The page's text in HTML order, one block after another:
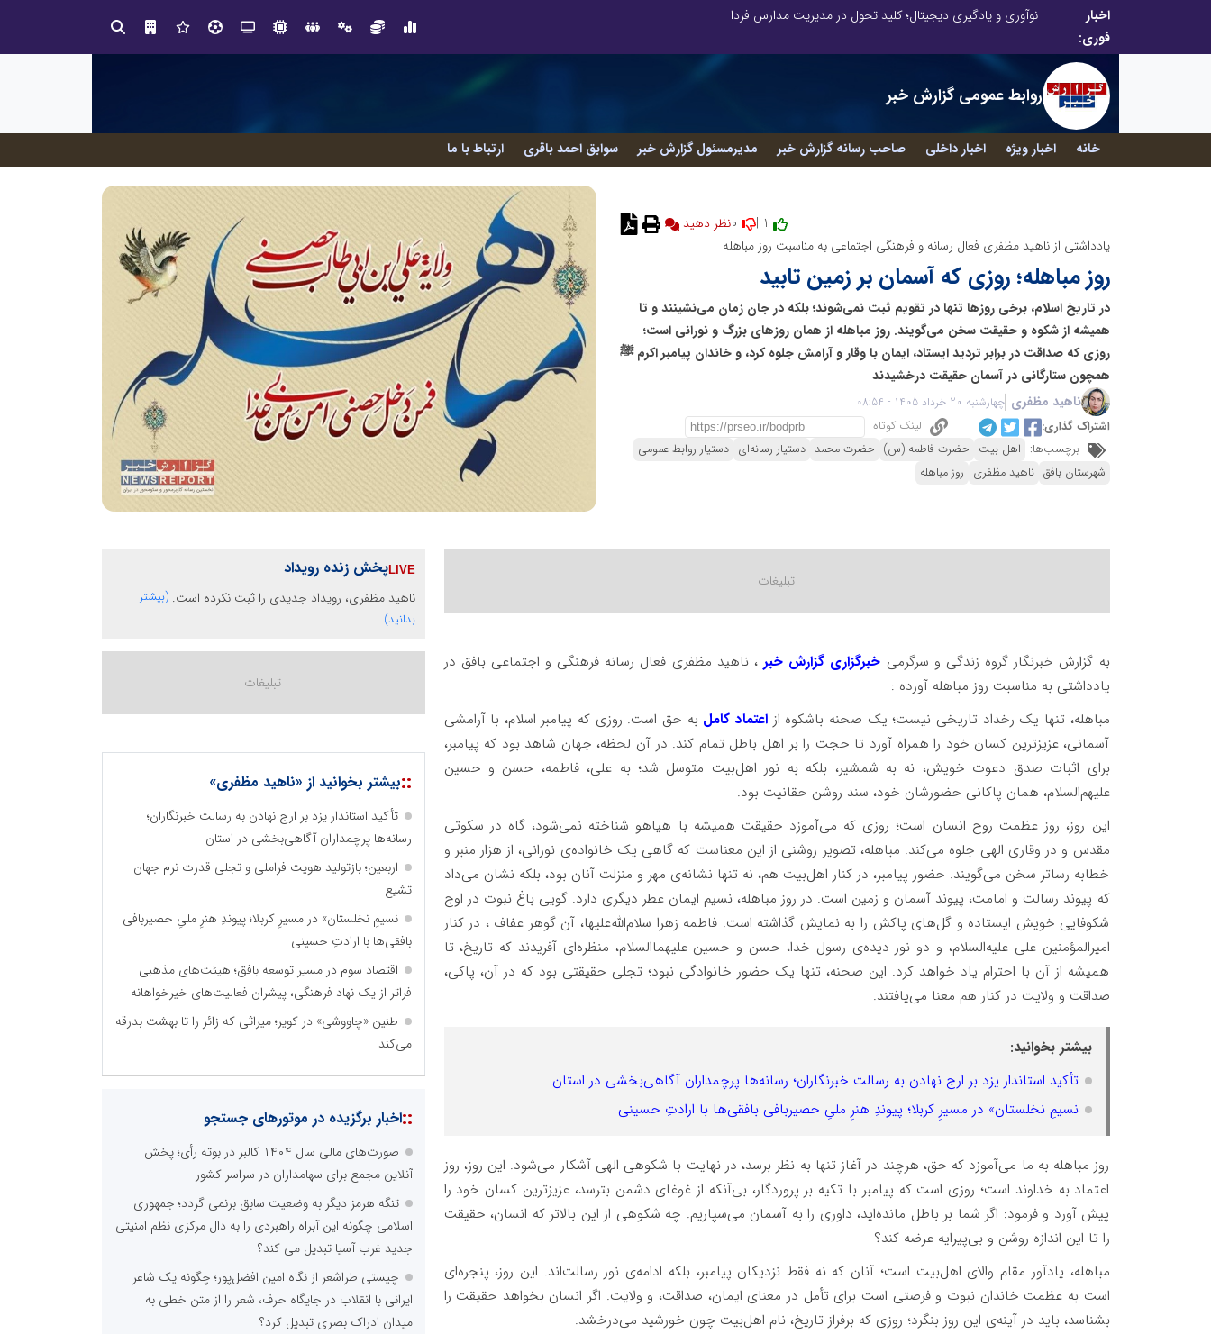
اخبار
فوری:
نوآوری و یادگیری دیجیتال؛ کلید تحول در مدیریت مدارس فردا
روابط عمومی گزارش خبر
خانه اخبار ویژه اخبار داخلی صاحب رسانه گزارش خبر مدیرمسئول گزارش خبر سوابق احمد باقری ارتباط با ما
یادداشتی از ناهید مظفری فعال رسانه و فرهنگی اجتماعی به مناسبت روز مباهله
روز مباهله؛ روزی که آسمان بر زمین تابید
در تاریخ اسلام، برخی روزها تنها در تقویم ثبت نمی‌شوند؛ بلکه در جان زمان می‌نشینند و تا
همیشه از شکوه و حقیقت سخن می‌گویند. روز مباهله از همان روزهای بزرگ و نورانی است؛
روزی که صداقت در برابر تردید ایستاد، ایمان با وقار و آرامش جلوه کرد، و خاندان پیامبر اکرم ﷺ
همچون ستارگانی در آسمان حقیقت درخشیدند
ناهید مظفری چهارشنبه 20 خرداد 1405 - 08:54
اشتراک گذاری:
لینک کوتاه
برچسب‌ها: اهل بیت حضرت فاطمه (س) حضرت محمد دستیار رسانه‌ای دستیار روابط عمومی
شهرستان بافق ناهید مظفری روز مباهله
به گزارش خبرنگار گروه زندگی و سرگرمی خبرگزاری گزارش خبر، ناهید مظفری فعال رسانه فرهنگی و اجتماعی بافق در
یادداشتی به مناسبت روز مباهله آورده :
مباهله، تنها یک رخداد تاریخی نیست؛ یک صحنه باشکوه از اعتماد کامل به حق است. روزی که پیامبر اسلام، با آرامشی
آسمانی، عزیزترین کسان خود را همراه آورد تا حجت را بر اهل باطل تمام کند. در آن لحظه، جهان شاهد بود که پیامبر،
برای اثبات صدق دعوت خویش، نه به شمشیر، بلکه به نور اهل‌بیت متوسل شد؛ به علی، فاطمه، حسن و حسین
علیهم‌السلام، همان پاکانی حضورشان خود، سند روشن حقانیت بود.
این روز، روز عظمت روح انسان است؛ روزی که می‌آموزد حقیقت همیشه با هیاهو شناخته نمی‌شود، گاه در سکوتی
مقدس و در وقاری الهی جلوه می‌کند. مباهله، تصویر روشنی از این معناست که گاهی یک خانواده‌ی نورانی، از هزار منبر و
خطابه رساتر سخن می‌گویند. حضور پیامبر، در کنار اهل‌بیت هم، نه تنها نشانه‌ی مهر و منزلت آنان بود، بلکه نشان می‌داد
که پیوند رسالت و امامت، پیوند آسمان و زمین است. در روز مباهله، نسیم ایمان عطر دیگری دارد. گویی باغ نبوت در اوج
شکوفایی خویش ایستاده و گل‌های پاکش را به نمایش گذاشته است. فاطمه زهرا سلام‌الله‌علیها، آن گوهر عفاف ، در کنار
امیرالمؤمنین علی علیه‌السلام، و دو نور دیده‌ی رسول خدا، حسن و حسین علیهماالسلام، منظره‌ای آفریدند که تاریخ، تا
همیشه از آن با احترام یاد خواهد کرد. این صحنه، تنها یک حضور خانوادگی نبود؛ تجلی حقیقتی بود که در آن، پاکی،
صداقت و ولایت در کنار هم معنا می‌یافتند.
بیشتر بخوانید:
تأکید استاندار یزد بر ارج نهادن به رسالت خبرنگاران؛ رسانه‌ها پرچمداران آگاهی‌بخشی در استان
نسیمِ نخلستان» در مسیرِ کربلا؛ پیوندِ هنرِ ملیِ حصیربافی بافقی‌ها با ارادتِ حسینی
روز مباهله به ما می‌آموزد که حق، هرچند در آغاز تنها به نظر برسد، در نهایت با شکوهی الهی آشکار می‌شود. این روز، روز
اعتماد به خداوند است؛ روزی است که پیامبر با تکیه بر پروردگار، بی‌آنکه از غوغای دشمن بترسد، عزیزترین کسان خود را
پیش آورد و فرمود: اگر شما بر باطل مانده‌اید، داوری را به آسمان می‌سپاریم. چه شکوهی از این بالاتر که انسان، حقیقت
را تا این اندازه روشن و بی‌پیرایه عرضه کند؟
مباهله، یادآور مقام والای اهل‌بیت است؛ آنان که نه فقط نزدیکان پیامبر، بلکه ادامه‌ی نور رسالت‌اند. این روز، پنجره‌ای
است به عظمت خاندان نبوت و فرصتی است برای تأمل در معنای ایمان، صداقت، و ولایت. اگر انسان بخواهد حقیقت را
بشناسد، باید در آینه‌ی این روز بنگرد؛ روزی که برفراز تاریخ، نام اهل‌بیت چون خورشید می‌درخشد.
پخش زنده رویداد
ناهید مظفری، رویداد جدیدی را ثبت نکرده است. (بیشتر
بدانید)
::بیشتر بخوانید از «ناهید مظفری»
تأکید استاندار یزد بر ارج نهادن به رسالت خبرنگاران؛
رسانه‌ها پرچمداران آگاهی‌بخشی در استان
اربعین؛ بازتولید هویت فراملی و تجلی قدرت نرم جهان
تشیع
نسیمِ نخلستان» در مسیرِ کربلا؛ پیوندِ هنرِ ملیِ حصیربافی
بافقی‌ها با ارادتِ حسینی
اقتصاد سوم در مسیر توسعه بافق؛ هیئت‌های مذهبی
فراتر از یک نهاد فرهنگی، پیشران فعالیت‌های خیرخواهانه
طنین «چاووشی» در کویر؛ میراثی که زائر را تا بهشت بدرقه
می‌کند
::اخبار برگزیده در موتورهای جستجو
صورت‌های مالی سال ۱۴۰۴ کالبر در بوته رأی؛ پخش
آنلاین مجمع برای سهامداران در سراسر کشور
تنگه هرمز دیگر به وضعیت سابق برنمی گردد؛ جمهوری
اسلامی چگونه این آبراه راهبردی را به دال مرکزی نظم امنیتی
جدید غرب آسیا تبدیل می کند؟
چیستی طراشعر از نگاه امین افضل‌پور؛ چگونه یک شاعر
ایرانی با انقلاب در جایگاه حرف، شعر را از متن خطی به
میدان ادراک بصری تبدیل کرد؟